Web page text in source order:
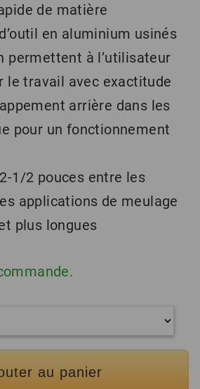
de matière
en aluminium usinés
permettent à l’utilisateur
le travail avec exactitude
arrière dans les
pour un fonctionnement
1/2 pouces entre les
applications de meulage
plus longues
au panier